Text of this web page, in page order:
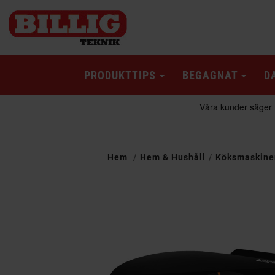
PRODUKTTIPS BEGAGNAT
Hem Hem & Hushåll